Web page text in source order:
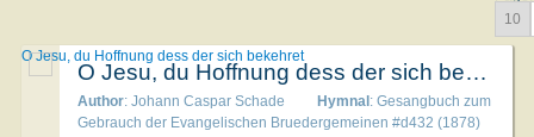
10
O Jesu, du Hoffnung dess der sich bekehret
Author: Johann Caspar Schade Hymnal: Gesangbuch zum
Gebrauch der Evangelischen Bruedergemeinen #d432 (1878)
O Jesu, du Hoffnung dess der sich bekehret